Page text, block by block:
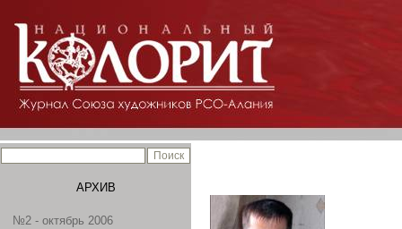
АРХИВ
№2 - октябрь 2006